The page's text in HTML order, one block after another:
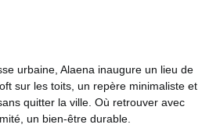
urbaine, Alaena inaugure un lieu de
sur les toits, un repère minimaliste et
quitter la ville. Où retrouver avec
un bien-être durable.